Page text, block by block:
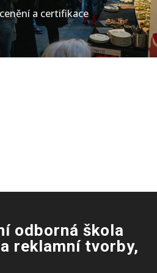
a certifikace
odborná škola
reklamní tvorby,